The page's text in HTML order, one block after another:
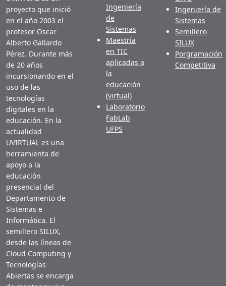
proyecto que inició
en el año 2003 el
profesor Oscar
Alberto Gallardo
Pérez. Durante más
de 20 años
incursionando en el
uso de las
tecnologías
digitales en la
educación. En la
actualidad
UVIRTUAL es una
herramienta de
apoyo a la
educación
presencial del
Departamento de
Sistemas e
Informática. El
semillero SILUX,
desde las líneas de
Cloud Computing y
Tecnologías
Abiertas se encarga
Ingeniería
de
Sistemas
Maestría
en TIC
aplicadas a
la
educación
(virtual)
Laboratorio
FabLab
UFPS
Ingeniería de
Sistemas
Semillero
SILUX
Porgramación
Competitiva